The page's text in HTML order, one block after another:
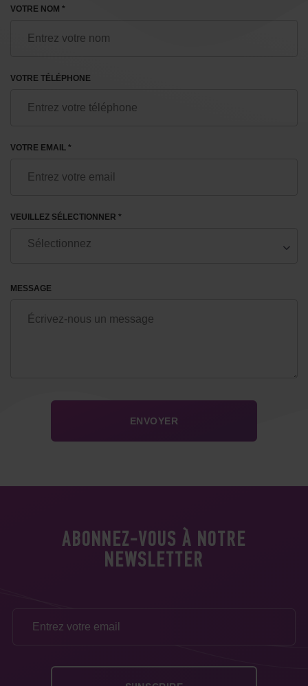
VOTRE NOM *
VOTRE TÉLÉPHONE
VOTRE EMAIL *
VEUILLEZ SÉLECTIONNER *
MESSAGE
ABONNEZ-VOUS À NOTRE
NEWSLETTER